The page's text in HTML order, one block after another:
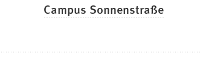
Campus Sonnenstraße